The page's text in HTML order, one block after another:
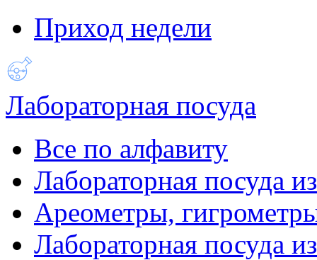
Приход недели
Лабораторная посуда
Все по алфавиту
Лабораторная посуда
Ареометры,
Лабораторная посуда